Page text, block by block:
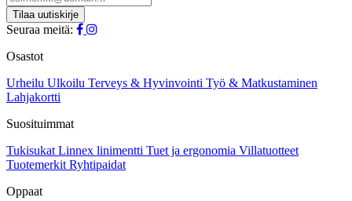
sivulla.
Seuraa meitä:
Osastot
Urheilu Ulkoilu Terveys & Hyvinvointi Työ & Matkustaminen
Lahjakortti
Suosituimmat
Tukisukat Linnex linimentti Tuet ja ergonomia Villatuotteet
Tuotemerkit Ryhtipaidat
Oppaat